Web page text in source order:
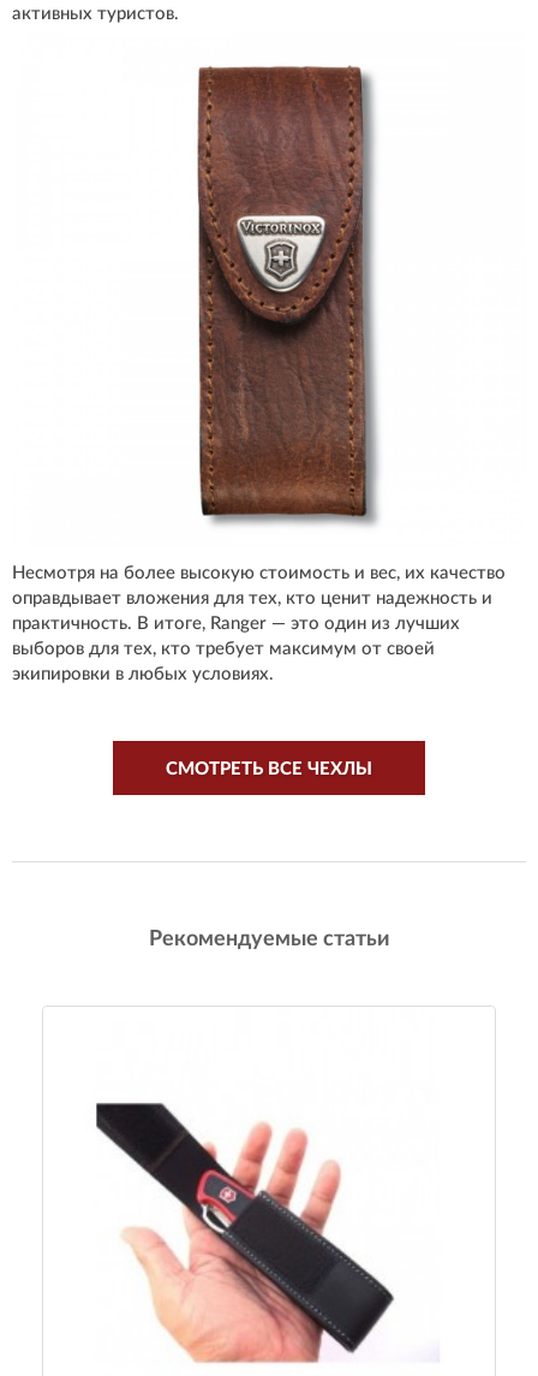
активных туристов.
Несмотря на более высокую стоимость и вес, их качество
оправдывает вложения для тех, кто ценит надежность и
практичность. В итоге, Ranger — это один из лучших
выборов для тех, кто требует максимум от своей
экипировки в любых условиях.
СМОТРЕТЬ ВСЕ ЧЕХЛЫ
Рекомендуемые статьи